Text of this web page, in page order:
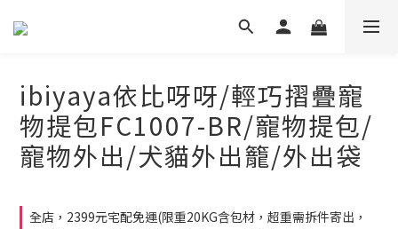
ibiyaya依比呀呀/輕巧摺疊寵
物提包FC1007-BR/寵物提包/
寵物外出/犬貓外出籠/外出袋
全店，2399元宅配免運(限重20KG含包材，超重需拆件寄出，